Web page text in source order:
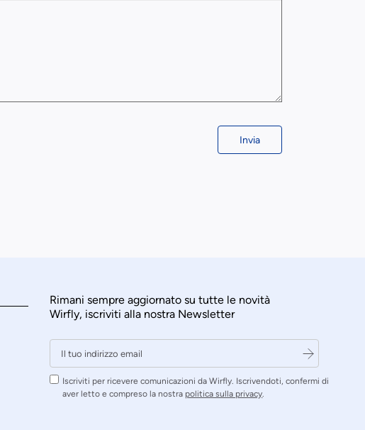
Invia
Rimani sempre aggiornato su tutte le novità
Wirfly, iscriviti alla nostra Newsletter
Iscriviti per ricevere comunicazioni da Wirfly. Iscrivendoti, confermi di
aver letto e compreso la nostra politica sulla privacy.